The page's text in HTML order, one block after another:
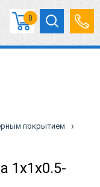
0
покрытием ›
1х1х0.5-